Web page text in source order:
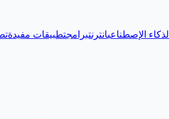
الذكاء الإصطناعيانترنتبرامجتطبيقات مفيدة